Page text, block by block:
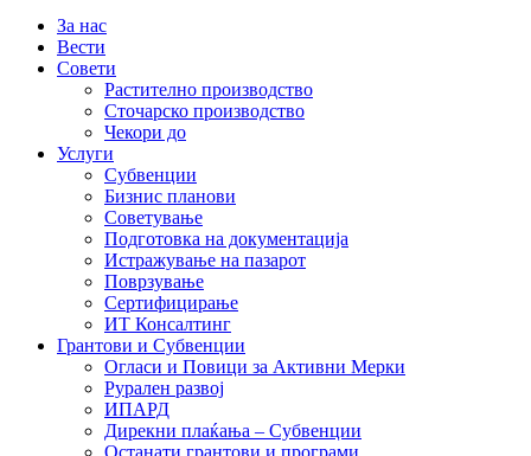
За нас
Вести
Совети
Растително производство
Сточарско производство
Чекори до
Услуги
Субвенции
Бизнис планови
Советување
Подготовка на документација
Истражување на пазарот
Поврзување
Сертифицирање
ИТ Консалтинг
Грантови и Субвенции
Огласи и Повици за Активни Мерки
Рурален развој
ИПАРД
Дирекни плаќања – Субвенции
Останати грантови и програми